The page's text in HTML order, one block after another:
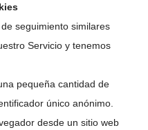
seguimiento similares
Servicio y tenemos
pequeña cantidad de
único anónimo.
desde un sitio web